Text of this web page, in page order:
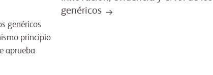
genéricos
principio
aprueba
genéricos